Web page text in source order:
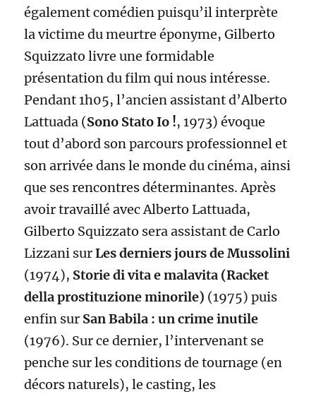
également comédien puisqu’il interprète
la victime du meurtre éponyme, Gilberto
Squizzato livre une formidable
présentation du film qui nous intéresse.
Pendant 1h05, l’ancien assistant d’Alberto
Lattuada (Sono Stato Io !, 1973) évoque
tout d’abord son parcours professionnel et
son arrivée dans le monde du cinéma, ainsi
que ses rencontres déterminantes. Après
avoir travaillé avec Alberto Lattuada,
Gilberto Squizzato sera assistant de Carlo
Lizzani surLes derniers jours de Mussolini
(1974), Storie di vita e malavita (Racket
della prostituzione minorile) (1975) puis
enfin sur San Babila : un crime inutile
(1976). Sur ce dernier, l’intervenant se
penche sur les conditions de tournage (en
décors naturels), le casting, les